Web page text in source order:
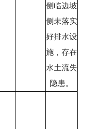
侧临边坡
侧未落实
好排水设
施，存在
水土流失
隐患。